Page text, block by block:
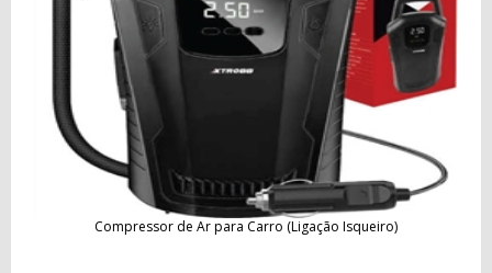
Compressor de Ar para Carro (Ligação Isqueiro)